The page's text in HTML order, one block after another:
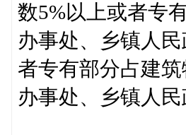
数5%以上或者专
办事处、乡镇人
者专有部分占建
办事处、乡镇人